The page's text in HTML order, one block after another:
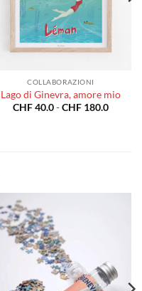
COLLABORAZIONI
Lago di Ginevra, amore mio
CHF40.0-CHF 180.0Fascia